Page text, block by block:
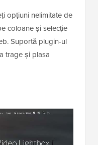
opțiuni nelimitate de
coloane și selecție
Suportă plugin-ul
trage și plasa